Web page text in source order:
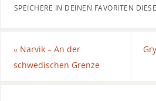
SPEICHERE IN DEINEN FAVORITEN
«Narvik – An der
schwedischen Grenze